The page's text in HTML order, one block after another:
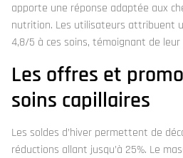
apporte une réponse adaptée aux
nutrition. Les utilisateurs attribuent
4,8/5 à ces soins, témoignant de leur
Les offres et
soins capillaires
Les soldes d’hiver permettent de
réductions allant jusqu’à 25%. Le